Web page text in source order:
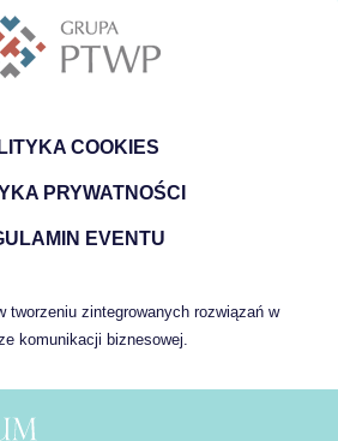
tworzeniu zintegrowanych rozwiązań w
komunikacji biznesowej.
COOKIES
PRYWATNOŚCI
EVENTU